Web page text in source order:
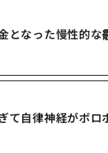
となった慢性的な
て自律神経がボロ